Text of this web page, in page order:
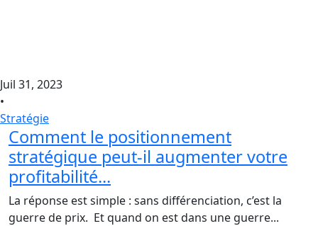
Juil 31, 2023
•
Stratégie
Comment le positionnement
stratégique peut-il augmenter votre
profitabilité...
La réponse est simple : sans différenciation, c’est la
guerre de prix. Et quand on est dans une guerre...